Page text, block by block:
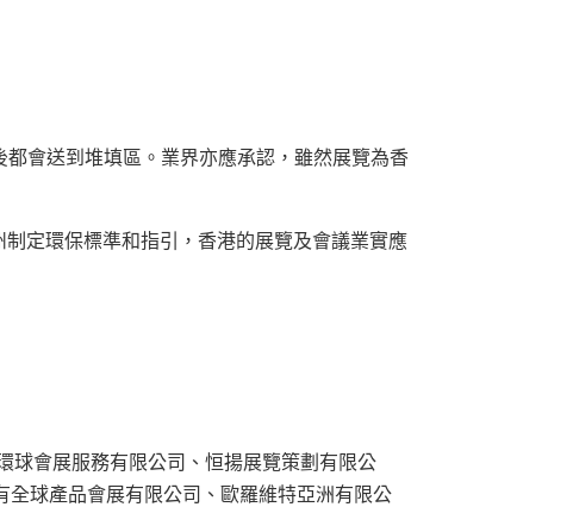
會送到堆填區。業界亦應承認，雖然展覽為香
定環保標準和指引，香港的展覽及會議業實應
球會展服務有限公司、恒揚展覽策劃有限公
球產品會展有限公司、歐羅維特亞洲有限公